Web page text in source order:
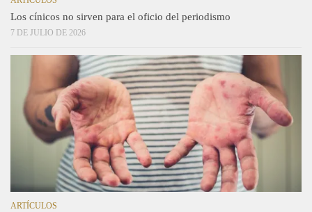
Los cínicos no sirven para el oficio del periodismo
7 DE JULIO DE 2026
ARTÍCULOS